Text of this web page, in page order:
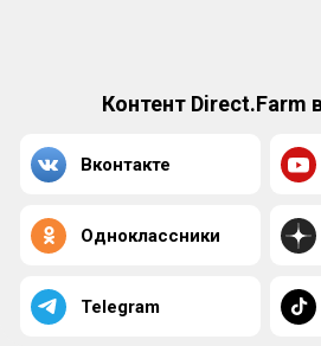
Контент Direct.Farm
Вконтакте
Одноклассники
Telegram